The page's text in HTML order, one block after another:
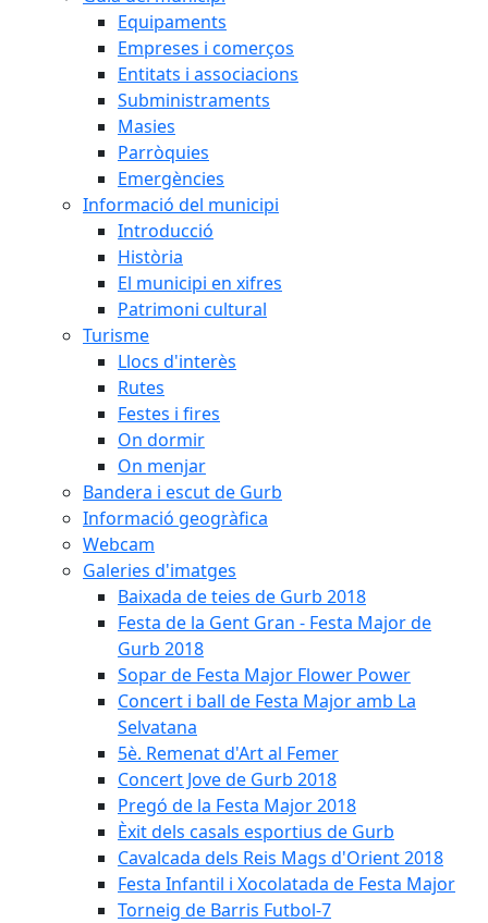
Equipaments
Empreses i comerços
Entitats i associacions
Subministraments
Masies
Parròquies
Emergències
Informació del municipi
Introducció
Història
El municipi en xifres
Patrimoni cultural
Turisme
Llocs d'interès
Rutes
Festes i fires
On dormir
On menjar
Bandera i escut de Gurb
Informació geogràfica
Webcam
Galeries d'imatges
Baixada de teies de Gurb 2018
Festa de la Gent Gran - Festa Major de
Gurb 2018
Sopar de Festa Major Flower Power
Concert i ball de Festa Major amb La
Selvatana
5è. Remenat d'Art al Femer
Concert Jove de Gurb 2018
Pregó de la Festa Major 2018
Èxit dels casals esportius de Gurb
Cavalcada dels Reis Mags d'Orient 2018
Festa Infantil i Xocolatada de Festa Major
Torneig de Barris Futbol-7